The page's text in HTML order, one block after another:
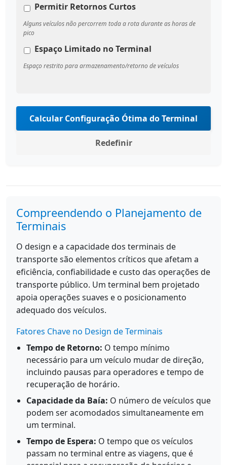
Permitir Retornos Curtos
Alguns veículos não percorrem toda a rota durante as horas de
pico
Espaço Limitado no Terminal
Espaço restrito para armazenamento/retorno de veículos
Calcular Configuração Ótima do Terminal
Redefinir
Compreendendo o Planejamento de
Terminais
O design e a capacidade dos terminais de
transporte são elementos críticos que afetam a
eficiência, confiabilidade e custo das operações de
transporte público. Um terminal bem projetado
apoia operações suaves e o posicionamento
adequado dos veículos.
Fatores Chave no Design de Terminais
Tempo de Retorno: O tempo mínimo
necessário para um veículo mudar de direção,
incluindo pausas para operadores e tempo de
recuperação de horário.
Capacidade da Baía: O número de veículos que
podem ser acomodados simultaneamente em
um terminal.
Tempo de Espera: O tempo que os veículos
passam no terminal entre as viagens, que é